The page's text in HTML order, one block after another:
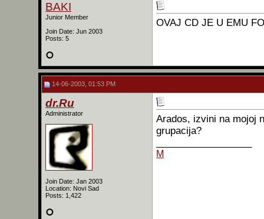
BAKI
Junior Member
Join Date: Jun 2003
Posts: 5
OVAJ CD JE U EMU
14-06-2003, 01:53 PM
dr.Ru
Administrator
Join Date: Jan 2003
Location: Novi Sad
Posts: 1,422
Arados, izvini na mojoj
grupacija?
M